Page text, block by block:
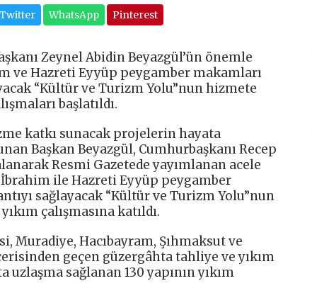
Twitter WhatsApp Pinterest
Zeynel Abidin Beyazgül’ün önemle
ve Hazreti Eyyüp peygamber makamları
“Kültür ve Turizm Yolu”nun hizmete
başlatıldı.
katkı sunacak projelerin hayata
Başkan Beyazgül, Cumhurbaşkanı Recep
Resmi Gazetede yayımlanan acele
ile Hazreti Eyyüp peygamber
sağlayacak “Kültür ve Turizm Yolu”nun
çalışmasına katıldı.
Muradiye, Hacıbayram, Şıhmaksut ve
geçen güzergâhta tahliye ve yıkım
uzlaşma sağlanan 130 yapının yıkım